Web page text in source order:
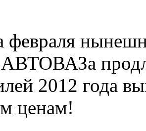
февраля
2012 года
ценам!